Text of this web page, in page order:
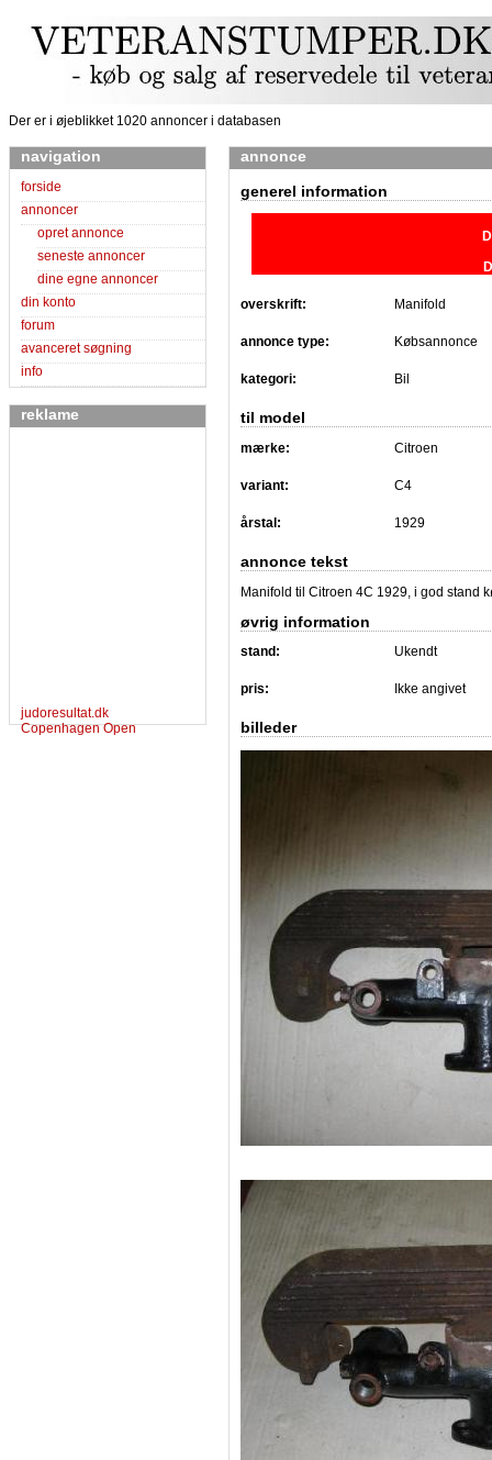
Der er i øjeblikket 1020 annoncer i databasen
navigation
forside
annoncer
opret annonce
seneste annoncer
dine egne annoncer
din konto
forum
avanceret søgning
info
reklame
judoresultat.dk
Copenhagen Open
annonce
generel information
overskrift: Manifold
annonce type: Købsannonce
kategori: Bil
til model
mærke: Citroen
variant: C4
årstal: 1929
annonce tekst
Manifold til Citroen 4C 1929, i god stand
øvrig information
stand: Ukendt
pris: Ikke angivet
billeder